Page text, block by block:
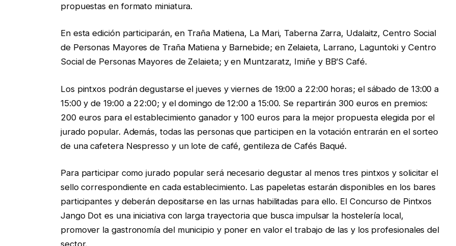
propuestas en formato miniatura.
En esta edición participarán, en Traña Matiena, La Mari, Taberna Zarra, Udalaitz, Centro Social
de Personas Mayores de Traña Matiena y Barnebide; en Zelaieta, Larrano, Laguntoki y Centro
Social de Personas Mayores de Zelaieta; y en Muntzaratz, Imiñe y BB’S Café.
Los pintxos podrán degustarse el jueves y viernes de 19:00 a 22:00 horas; el sábado de 13:00 a
15:00 y de 19:00 a 22:00; y el domingo de 12:00 a 15:00. Se repartirán 300 euros en premios:
200 euros para el establecimiento ganador y 100 euros para la mejor propuesta elegida por el
jurado popular. Además, todas las personas que participen en la votación entrarán en el sorteo
de una cafetera Nespresso y un lote de café, gentileza de Cafés Baqué.
Para participar como jurado popular será necesario degustar al menos tres pintxos y solicitar el
sello correspondiente en cada establecimiento. Las papeletas estarán disponibles en los bares
participantes y deberán depositarse en las urnas habilitadas para ello. El Concurso de Pintxos
Jango Dot es una iniciativa con larga trayectoria que busca impulsar la hostelería local,
promover la gastronomía del municipio y poner en valor el trabajo de las y los profesionales del